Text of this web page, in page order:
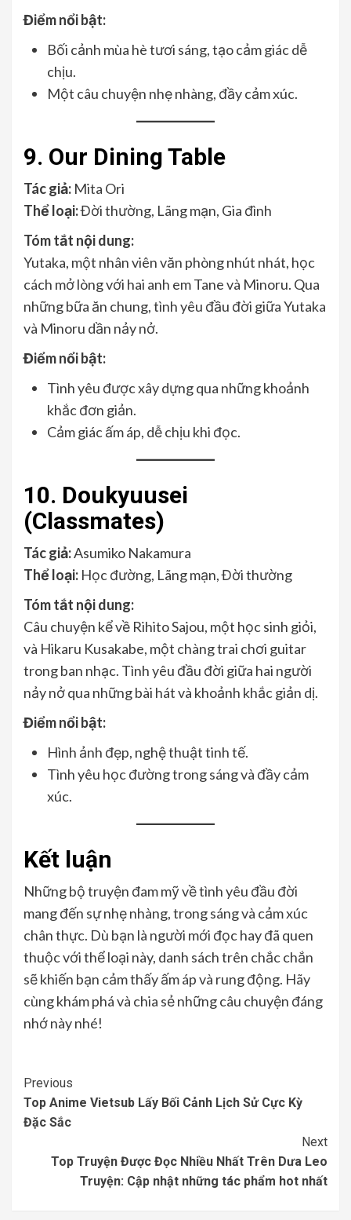
Điểm nổi bật:
Bối cảnh mùa hè tươi sáng, tạo cảm giác dễ
chịu.
Một câu chuyện nhẹ nhàng, đầy cảm xúc.
9. Our Dining Table
Tác giả: Mita Ori
Thể loại:Đời thường, Lãng mạn, Gia đình
Tóm tắt nội dung:
Yutaka, một nhân viên văn phòng nhút nhát, học
cách mở lòng với hai anh em Tane và Minoru. Qua
những bữa ăn chung, tình yêu đầu đời giữa Yutaka
và Minoru dần nảy nở.
Điểm nổi bật:
Tình yêu được xây dựng qua những khoảnh
khắc đơn giản.
Cảm giác ấm áp, dễ chịu khi đọc.
10. Doukyuusei
(Classmates)
Tác giả:Asumiko Nakamura
Thể loại: Học đường, Lãng mạn, Đời thường
Tóm tắt nội dung:
Câu chuyện kể về Rihito Sajou, một học sinh giỏi,
và Hikaru Kusakabe, một chàng trai chơi guitar
trong ban nhạc. Tình yêu đầu đời giữa hai người
nảy nở qua những bài hát và khoảnh khắc giản dị.
Điểm nổi bật:
Hình ảnh đẹp, nghệ thuật tinh tế.
Tình yêu học đường trong sáng và đầy cảm
xúc.
Kết luận
Những bộ truyện đam mỹ về tình yêu đầu đời
mang đến sự nhẹ nhàng, trong sáng và cảm xúc
chân thực. Dù bạn là người mới đọc hay đã quen
thuộc với thể loại này, danh sách trên chắc chắn
sẽ khiến bạn cảm thấy ấm áp và rung động. Hãy
cùng khám phá và chia sẻ những câu chuyện đáng
nhớ này nhé!
Continue
Reading
Previous
Top Anime Vietsub Lấy Bối Cảnh Lịch Sử Cực Kỳ
Đặc Sắc
Next
Top Truyện Được Đọc Nhiều Nhất Trên Dưa Leo
Truyện: Cập nhật những tác phẩm hot nhất